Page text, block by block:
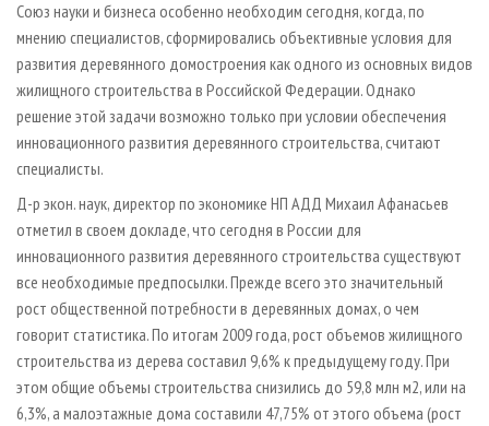
Союз науки и бизнеса особенно необходим сегодня, когда, по
мнению специалистов, сформировались объективные условия для
развития деревянного домостроения как одного из основных видов
жилищного строительства в Российской Федерации. Однако
решение этой задачи возможно только при условии обеспечения
инновационного развития деревянного строительства, считают
специалисты.
Д-р экон. наук, директор по экономике НП АДД Михаил Афанасьев
отметил в своем докладе, что сегодня в России для
инновационного развития деревянного строительства существуют
все необходимые предпосылки. Прежде всего это значительный
рост общественной потребности в деревянных домах, о чем
говорит статистика. По итогам 2009 года, рост объемов жилищного
строительства из дерева составил 9,6% к предыдущему году. При
этом общие объемы строительства снизились до 59,8 млн м2, или на
6,3%, а малоэтажные дома составили 47,75% от этого объема (рост